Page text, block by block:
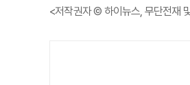
<저작권자 © 하이뉴스, 무단전재